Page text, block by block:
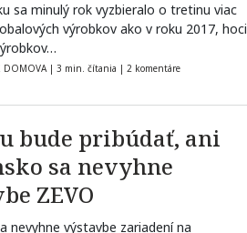
sa minulý rok vyzbieralo o tretinu viac
výrobkov ako v roku 2017, hoci
DOMOVA | 3 min. čítania | 2 komentáre
bude pribúdať, ani
sa nevyhne
ZEVO
nevyhne výstavbe zariadení na